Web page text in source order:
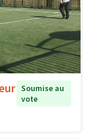
Soumise au
vote